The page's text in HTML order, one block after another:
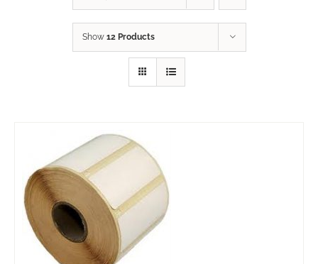
Show 12 Products